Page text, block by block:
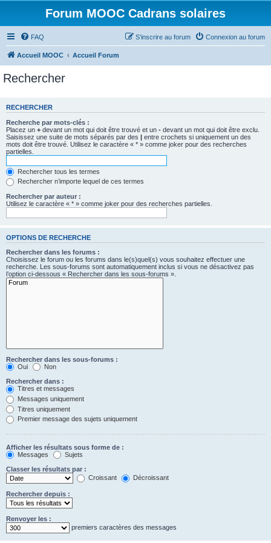
Forum MOOC Cadrans solaires
FAQ Connexion au forum
S’inscrire au forum
Accueil MOOC Accueil Forum
Rechercher
RECHERCHER
Recherche par mots-clés :
Placez un + devant un mot qui doit être trouvé et un - devant un mot qui doit être exclu.
Saisissez une suite de mots séparés par des | entre crochets si uniquement un des
mots doit être trouvé. Utilisez le caractère « * » comme joker pour des recherches
partielles.
Rechercher tous les termes
Rechercher n’importe lequel de ces termes
Rechercher par auteur :
Utilisez le caractère « * » comme joker pour des recherches partielles.
OPTIONS DE RECHERCHE
Rechercher dans les forums :
Choisissez le forum ou les forums dans le(s)quel(s) vous souhaitez effectuer une
recherche. Les sous-forums sont automatiquement inclus si vous ne désactivez pas
l’option ci-dessous « Rechercher dans les sous-forums ».
Rechercher dans les sous-forums :
Oui
Non
Rechercher dans :
Titres et messages
Messages uniquement
Titres uniquement
Premier message des sujets uniquement
Afficher les résultats sous forme de :
Messages
Sujets
Classer les résultats par :
Croissant
Décroissant
Rechercher depuis :
Renvoyer les :
premiers caractères des messages